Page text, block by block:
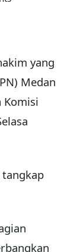
yang
Medan
Komisi